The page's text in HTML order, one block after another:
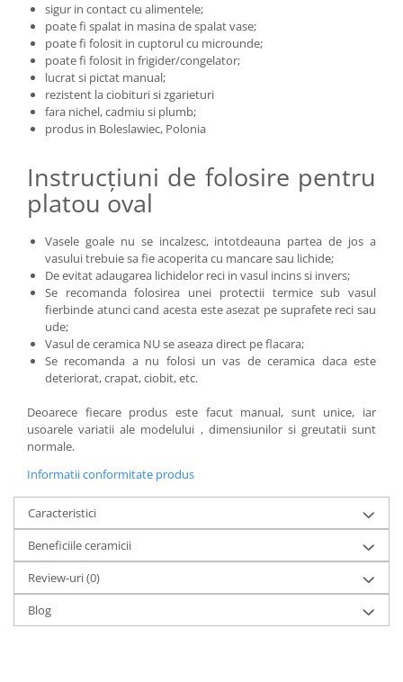
sigur in contact cu alimentele;
poate fi spalat in masina de spalat vase;
poate fi folosit in cuptorul cu microunde;
poate fi folosit in frigider/congelator;
lucrat si pictat manual;
rezistent la ciobituri si zgarieturi
fara nichel, cadmiu si plumb;
produs in Boleslawiec, Polonia
Instrucțiuni de folosire pentru
platou oval
Vasele goale nu se incalzesc, intotdeauna partea de jos a
vasului trebuie sa fie acoperita cu mancare sau lichide;
De evitat adaugarea lichidelor reci in vasul incins si invers;
Se recomanda folosirea unei protectii termice sub vasul
fierbinde atunci cand acesta este asezat pe suprafete reci sau
ude;
Vasul de ceramica NU se aseaza direct pe flacara;
Se recomanda a nu folosi un vas de ceramica daca este
deteriorat, crapat, ciobit, etc.
Deoarece fiecare produs este facut manual, sunt unice, iar
usoarele variatii ale modelului , dimensiunilor si greutatii sunt
normale.
Informatii conformitate produs
Caracteristici
Beneficiile ceramicii
Review-uri(0)
Blog